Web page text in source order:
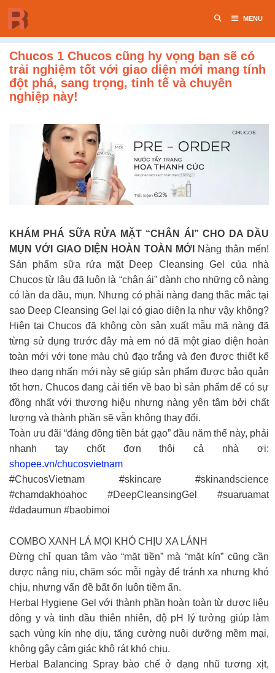
Chuyển
đến
nội
dung
MENU
Chucos 1 Chucos cũng hy vọng bạn sẽ có
trải nghiệm tốt với giao diện mới mang tính
đột phá, sang trọng, tinh tế và chuyên
nghiệp này!
KHÁM PHÁ SỮA RỬA MẶT “CHÂN ÁI” CHO DA DẦU
MỤN VỚI GIAO DIỆN HOÀN TOÀN MỚI
Nàng thân mến!
Sản phẩm sữa rửa mặt Deep Cleansing Gel của nhà
Chucos từ lâu đã luôn là “chân ái” dành cho những cô nàng
có làn da dầu, mụn. Nhưng có phải nàng đang thắc mắc tại
sao Deep Cleansing Gel lại có giao diện lạ như vậy không?
Hiện tại Chucos đã không còn sản xuất mẫu mã nàng đã
từng sử dụng trước đây mà em nó đã một giao diện hoàn
toàn mới với tone màu chủ đạo trắng và đen được thiết kế
theo dạng nhấn mới này sẽ giúp sản phẩm được bảo quản
tốt hơn. Chucos đang cải tiến về bao bì sản phẩm để có sự
đồng nhất với thương hiệu nhưng nàng yên tâm bởi chất
lượng và thành phần sẽ vẫn không thay đổi.
Toàn ưu đãi “đáng đồng tiền bát gạo” đầu năm thế này, phải
nhanh tay chốt đơn thôi cả nhà ơi:
shopee.vn/chucosvietnam
#ChucosVietnam #skincare #skinandscience
#chamdakhoahoc #DeepCleansingGel #suaruamat
#dadaumun #baobimoi
COMBO XANH LÁ MỌI KHÓ CHỊU XA LÁNH
Đừng chỉ quan tâm vào “mặt tiền” mà “mặt kín” cũng cần
được nâng niu, chăm sóc mỗi ngày để tránh xa nhưng khó
chịu, nhưng vấn đề bất ổn luôn tiềm ẩn.
Herbal Hygiene Gel với thành phần hoàn toàn từ dược liệu
đông y và tinh dầu thiên nhiên, độ pH lý tưởng giúp làm
sạch vùng kín nhẹ dịu, tăng cường nuôi dưỡng mềm mại,
không gây cảm giác khô rát khó chịu.
Herbal Balancing Spray bào chế ở dạng nhũ tương xịt,